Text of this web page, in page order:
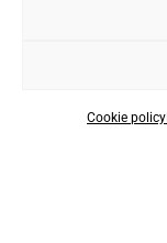
Cookie policy